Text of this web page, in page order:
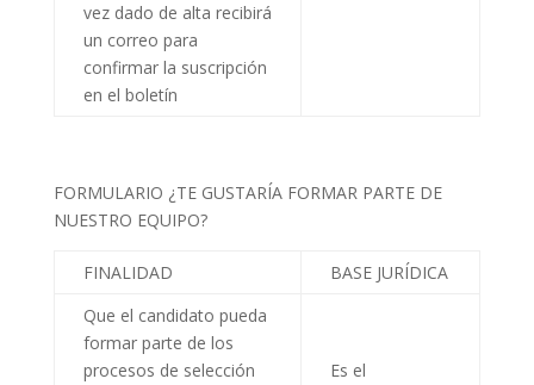
vez dado de alta recibirá
un correo para
confirmar la suscripción
en el boletín
FORMULARIO ¿TE GUSTARÍA FORMAR PARTE DE
NUESTRO EQUIPO?
FINALIDAD
BASE JURÍDICA
Que el candidato pueda
formar parte de los
procesos de selección
Es el